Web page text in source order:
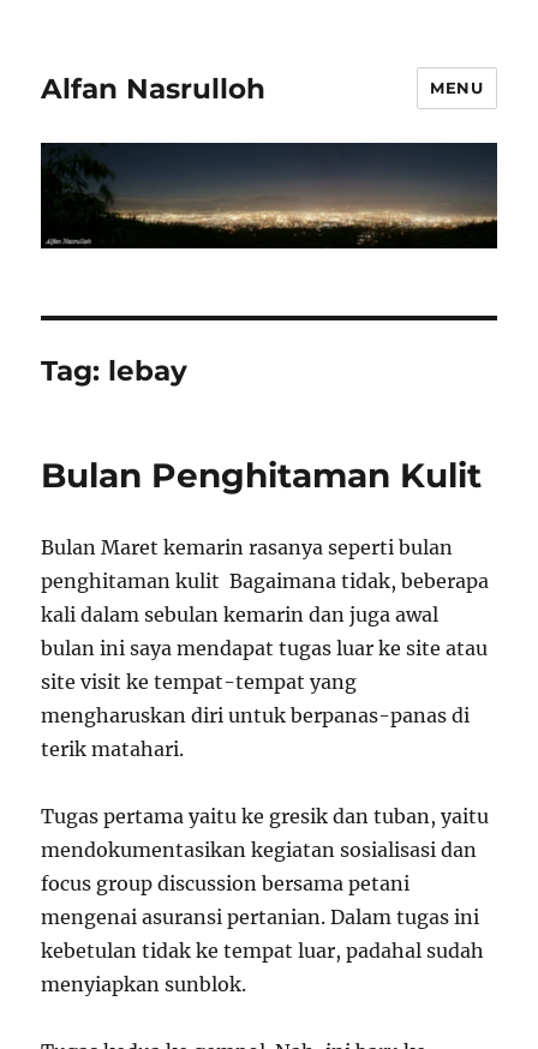
Alfan Nasrulloh MENU
Tag: lebay
Bulan Penghitaman Kulit
Bulan Maret kemarin rasanya seperti bulan
penghitaman kulit Bagaimana tidak, beberapa
kali dalam sebulan kemarin dan juga awal
bulan ini saya mendapat tugas luar ke site atau
site visit ke tempat-tempat yang
mengharuskan diri untuk berpanas-panas di
terik matahari.
Tugas pertama yaitu ke gresik dan tuban, yaitu
mendokumentasikan kegiatan sosialisasi dan
focus group discussion bersama petani
mengenai asuransi pertanian. Dalam tugas ini
kebetulan tidak ke tempat luar, padahal sudah
menyiapkan sunblok.